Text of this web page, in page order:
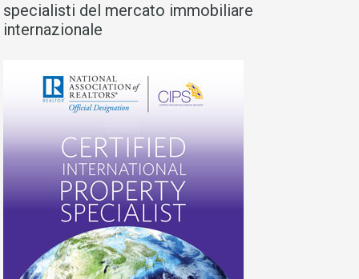
specialisti del mercato immobiliare
internazionale